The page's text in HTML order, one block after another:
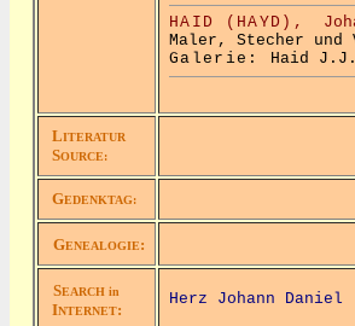
HAID (HAYD),
Maler, Stecher und
Galerie: Haid
LITERATUR
SOURCE:
GEDENKTAG:
GENEALOGIE:
SEARCH in
INTERNET:
Herz Johann Daniel